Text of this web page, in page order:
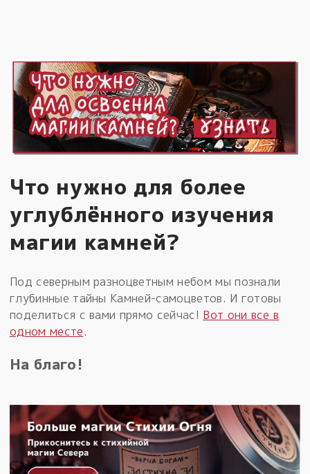
Что нужно для более
углублённого изучения
магии камней?
Под северным разноцветным небом мы познали
глубинные тайны Камней-самоцветов. И готовы
поделиться с вами прямо сейчас! Вот они все в
одном месте.
На благо!